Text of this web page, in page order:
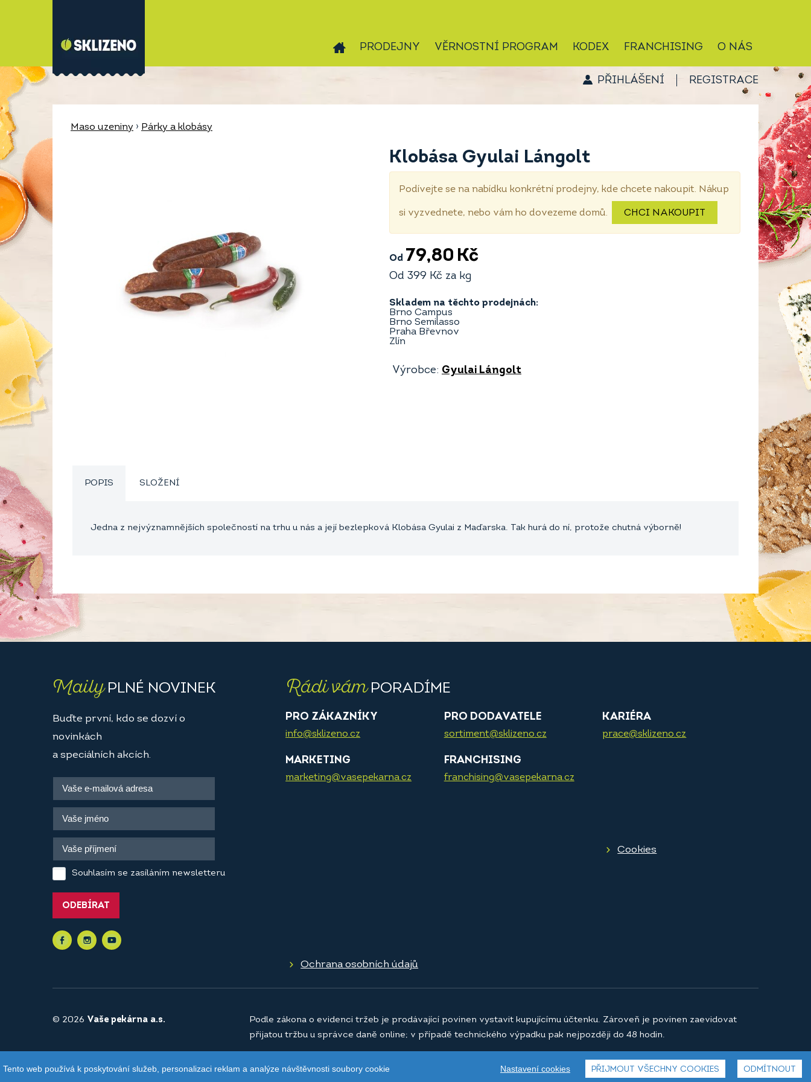
PRODEJNY VĚRNOSTNÍ PROGRAM KODEX FRANCHISING O NÁS
PŘIHLÁŠENÍ REGISTRACE
Maso uzeniny › Párky a klobásy
Klobása Gyulai Lángolt
Podívejte se na nabídku konkrétní prodejny, kde chcete nakoupit. Nákup
si vyzvednete, nebo vám ho dovezeme domů. CHCI NAKOUPIT
Od 79,80 Kč
Od 399 Kč za kg
Skladem na těchto prodejnách:
Brno Campus
Brno Semilasso
Praha Břevnov
Zlín
Výrobce: Gyulai Lángolt
POPIS SLOŽENÍ
Jedna z nejvýznamnějších společností na trhu u nás a její bezlepková Klobása Gyulai z Maďarska. Tak hurá do ní, protože chutná výborně!
MailyPLNÉ NOVINEK
Buďte první, kdo se dozví o
novinkách
a speciálních akcích.
Souhlasím se zasíláním newsletteru
ODEBÍRAT
Rádi vámPORADÍME
PRO ZÁKAZNÍKY
info@sklizeno.cz
PRO DODAVATELE
sortiment@sklizeno.cz
KARIÉRA
prace@sklizeno.cz
MARKETING
marketing@vasepekarna.cz
FRANCHISING
franchising@vasepekarna.cz
Cookies
Ochrana osobních údajů
© 2026 Vaše pekárna a.s.
Podle zákona o evidenci tržeb je prodávající povinen vystavit kupujícímu účtenku. Zároveň je povinen zaevidovat
přijatou tržbu u správce daně online; v případě technického výpadku pak nejpozději do 48 hodin.
Tento web používá k poskytování služeb, personalizaci reklam a analýze návštěvnosti soubory cookie Nastavení cookies PŘIJMOUT VŠECHNY COOKIES ODMÍTNOUT